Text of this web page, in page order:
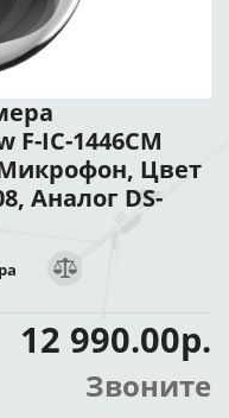
IC-1446CM
Микрофон, Цвет
Аналог DS-
12 990.00р.
Звоните